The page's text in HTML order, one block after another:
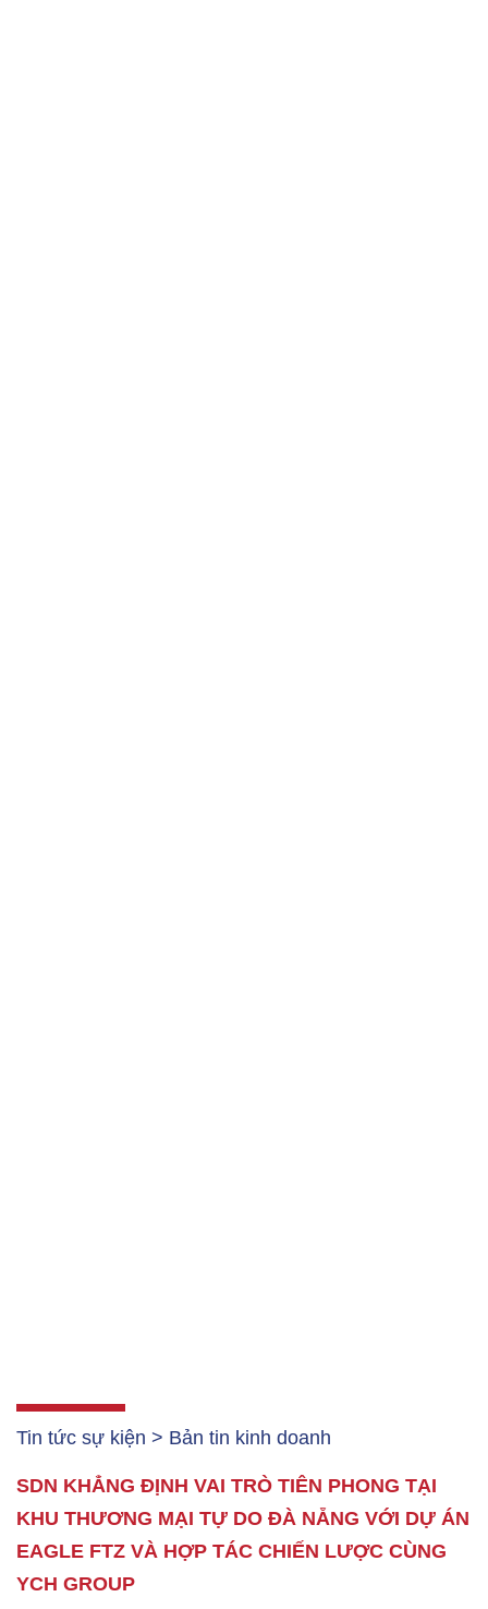
Tin tức sự kiện > Bản tin kinh doanh
SDN KHẲNG ĐỊNH VAI TRÒ TIÊN PHONG TẠI
KHU THƯƠNG MẠI TỰ DO ĐÀ NẴNG VỚI DỰ ÁN
EAGLE FTZ VÀ HỢP TÁC CHIẾN LƯỢC CÙNG
YCH GROUP